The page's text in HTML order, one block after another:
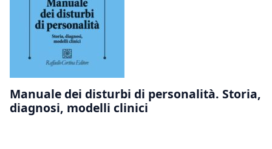
Manuale dei disturbi di personalità. Storia,
diagnosi, modelli clinici